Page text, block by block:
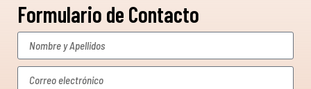
Formulario de Contacto